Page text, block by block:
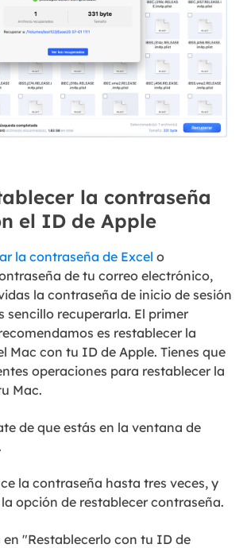
la contraseña
el ID de Apple
la contraseña de Excel o
de tu correo electrónico,
la contraseña de inicio de sesión
sencillo recuperarla. El primer
es restablecer la
Mac con tu ID de Apple. Tienes que
operaciones para restablecer la
Mac.
de que estás en la ventana de
la contraseña hasta tres veces, y
opción de restablecer contraseña.
en "Restablecerlo con tu ID de